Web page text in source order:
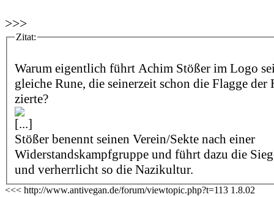
>>>
Zitat:
Warum eigentlich führt Achim Stößer im Logo
gleiche Rune, die seinerzeit schon die Flagge der
zierte?
[...]
Stößer benennt seinen Verein/Sekte nach einer
Widerstandskampfgruppe und führt dazu die
und verherrlicht so die Nazikultur.
<<< http://www.antivegan.de/forum/viewtopic.php?t=113 1.8.02